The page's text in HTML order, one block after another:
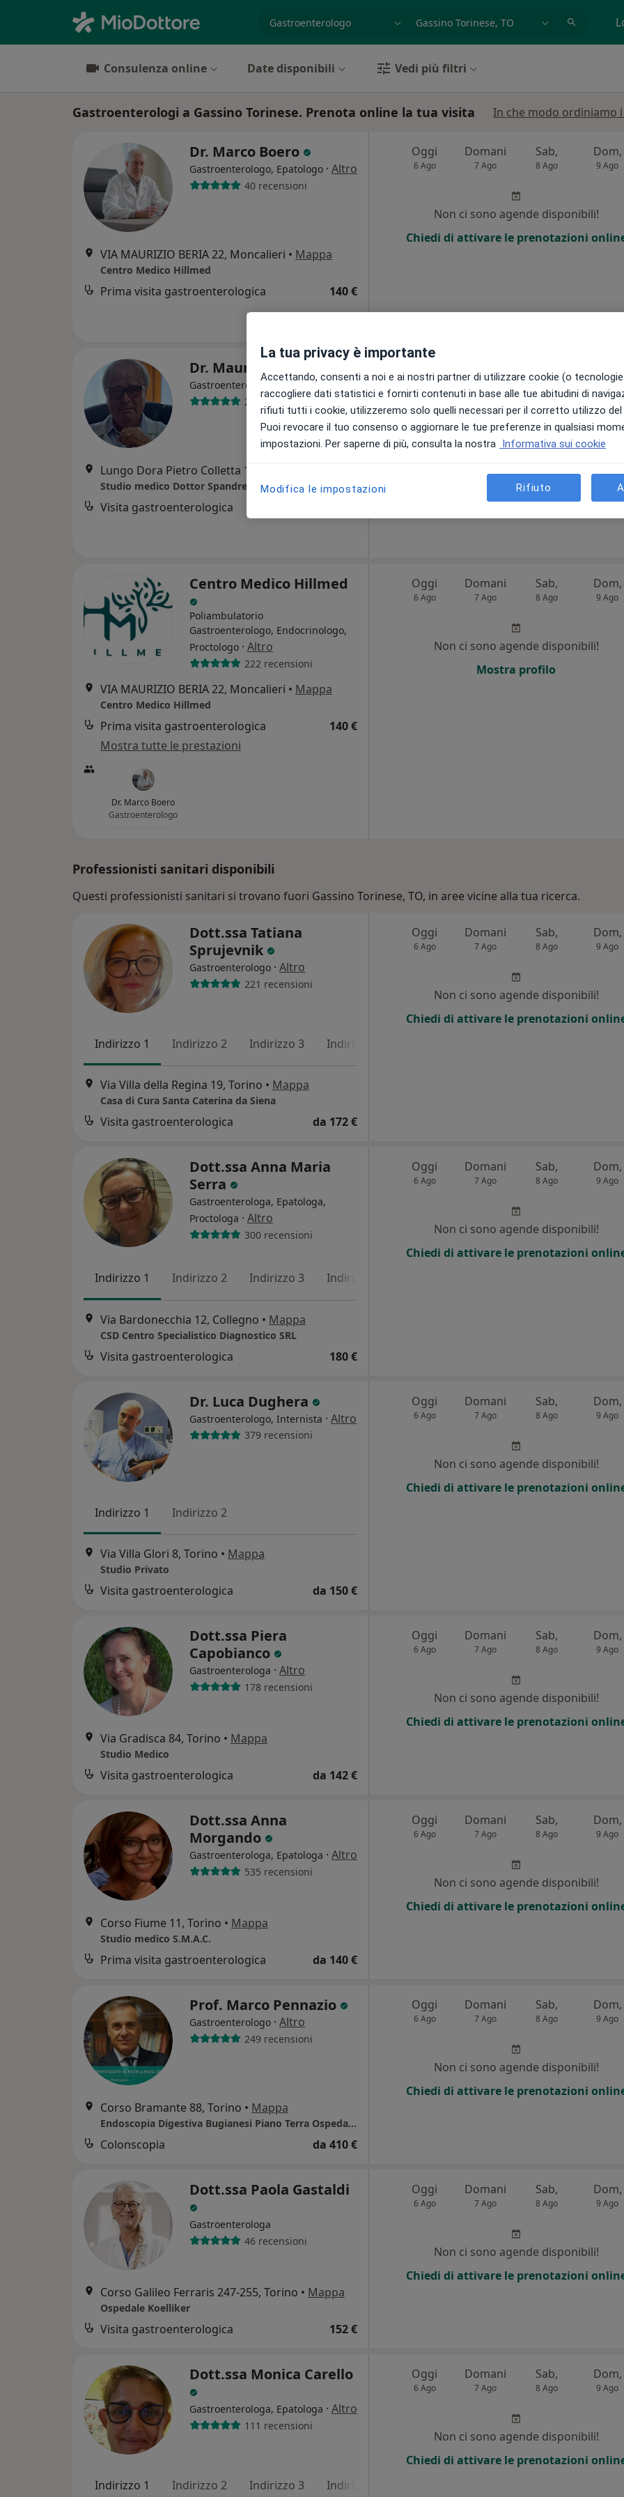
Consulenza online Date disponibili Vedi più filtri
Gastroenterologi a Gassino Torinese. Prenota online la tua visita In che modo ordiniamo
Dr. Marco Boero
Gastroenterologo, Epatologo · Altro
40 recensioni
VIA MAURIZIO BERIA 22, Moncalieri • Mappa
Centro Medico Hillmed
Prima visita gastroenterologica 140 €
Oggi
6 Ago
Domani
7 Ago
Sab,
8 Ago
Dom,
9 Ago
Non ci sono agende disponibili!
Chiedi di attivare le prenotazioni
Dr. Mauro Spandre
Gastroenterologo·Altro
28 recensioni
Lungo Dora Pietro Colletta 129, Torino
Studio medico Dottor Spandre
Visita gastroenterologica
6 Ago 7 Ago 8 Ago 9 Ago
Non ci sono agende disponibili!
Chiedi di attivare le prenotazioni online
Centro Medico Hillmed
Poliambulatorio
Gastroenterologo, Endocrinologo,
Proctologo · Altro
222 recensioni
VIA MAURIZIO BERIA 22, Moncalieri • Mappa
Centro Medico Hillmed
Prima visita gastroenterologica
140 €
Mostra tutte le prestazioni
Dr. Marco Boero
Gastroenterologo
Oggi
6 Ago
Domani
7 Ago
Sab,
8 Ago
Dom,
9 Ago
Non ci sono agende disponibili!
Mostra profilo
Professionisti sanitari disponibili
Questi professionisti sanitari si trovano fuori Gassino Torinese, TO, in aree vicine alla tua ricerca.
Dott.ssa Tatiana
Sprujevnik
Gastroenterologo · Altro
221 recensioni
Indirizzo 1 Indirizzo 2 Indirizzo 3 Indirizzo 4
Via Villa della Regina 19, Torino • Mappa
Casa di Cura Santa Caterina da Siena
Visita gastroenterologica da 172 €
Oggi
6 Ago
Domani
7 Ago
Sab,
8 Ago
Dom,
9 Ago
Non ci sono agende disponibili!
Chiedi di attivare le prenotazioni
Dott.ssa Anna Maria
Serra
Gastroenterologa, Epatologa,
Proctologa · Altro
300 recensioni
Indirizzo 1 Indirizzo 2 Indirizzo 3 Indirizzo 4
Via Bardonecchia 12, Collegno • Mappa
CSD Centro Specialistico Diagnostico SRL
Visita gastroenterologica 180 €
Oggi
6 Ago
Domani
7 Ago
Sab,
8 Ago
Dom,
9 Ago
Non ci sono agende disponibili!
Chiedi di attivare le prenotazioni
Dr. Luca Dughera
Gastroenterologo, Internista · Altro
379 recensioni
Indirizzo 1 Indirizzo 2
Via Villa Glori 8, Torino • Mappa
Studio Privato
Visita gastroenterologica da 150 €
Oggi
6 Ago
Domani
7 Ago
Sab,
8 Ago
Dom,
9 Ago
Non ci sono agende disponibili!
Chiedi di attivare le prenotazioni
Dott.ssa Piera
Capobianco
Gastroenterologa · Altro
178 recensioni
Via Gradisca 84, Torino • Mappa
Studio Medico
Visita gastroenterologica da 142 €
Oggi
6 Ago
Domani
7 Ago
Sab,
8 Ago
Dom,
9 Ago
Non ci sono agende disponibili!
Chiedi di attivare le prenotazioni
Dott.ssa Anna
Morgando
Gastroenterologa, Epatologa · Altro
535 recensioni
Corso Fiume 11, Torino • Mappa
Studio medico S.M.A.C.
Prima visita gastroenterologica da 140 €
Oggi
6 Ago
Domani
7 Ago
Sab,
8 Ago
Dom,
9 Ago
Non ci sono agende disponibili!
Chiedi di attivare le prenotazioni
Prof. Marco Pennazio
Gastroenterologo · Altro
249 recensioni
Corso Bramante 88, Torino • Mappa
Endoscopia Digestiva Bugianesi Piano Terra Ospedale Molinette
Colonscopia da 410 €
Oggi
6 Ago
Domani
7 Ago
Sab,
8 Ago
Dom,
9 Ago
Non ci sono agende disponibili!
Chiedi di attivare le prenotazioni
Dott.ssa Paola Gastaldi
Gastroenterologa
46 recensioni
Corso Galileo Ferraris 247-255, Torino • Mappa
Ospedale Koelliker
Visita gastroenterologica 152 €
Oggi
6 Ago
Domani
7 Ago
Sab,
8 Ago
Dom,
9 Ago
Non ci sono agende disponibili!
Chiedi di attivare le prenotazioni
Dott.ssa Monica Carello
Gastroenterologa, Epatologa · Altro
111 recensioni
Indirizzo 1 Indirizzo 2 Indirizzo 3 Indirizzo 4
Oggi
6 Ago
Domani
7 Ago
Sab,
8 Ago
Dom,
9 Ago
Non ci sono agende disponibili!
Chiedi di attivare le prenotazioni
La tua privacy è importante
Accettando, consenti a noi e ai nostri partner di utilizzare cookie (o
raccogliere dati statistici e fornirti contenuti in base alle tue abitudini di
rifiuti tutti i cookie, utilizzeremo solo quelli necessari per il corretto utilizzo
Puoi revocare il tuo consenso o aggiornare le tue preferenze in qualsiasi
impostazioni. Per saperne di più, consulta la nostra Informativa sui cookie
Modifica le impostazioni Rifiuto